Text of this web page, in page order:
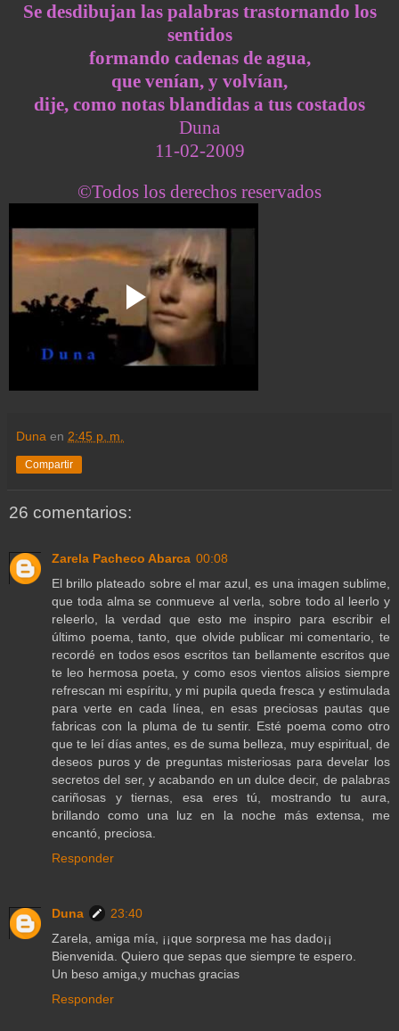
Se desdibujan las palabras trastornando los
sentidos
formando cadenas de agua,
que venían, y volvían,
dije, como notas blandidas a tus costados
Duna
11-02-2009
©Todos los derechos reservados
Duna en 2:45 p. m.
Compartir
26 comentarios:
Zarela Pacheco Abarca 00:08
El brillo plateado sobre el mar azul, es una imagen sublime,
que toda alma se conmueve al verla, sobre todo al leerlo y
releerlo, la verdad que esto me inspiro para escribir el
último poema, tanto, que olvide publicar mi comentario, te
recordé en todos esos escritos tan bellamente escritos que
te leo hermosa poeta, y como esos vientos alisios siempre
refrescan mi espíritu, y mi pupila queda fresca y estimulada
para verte en cada línea, en esas preciosas pautas que
fabricas con la pluma de tu sentir. Esté poema como otro
que te leí días antes, es de suma belleza, muy espiritual, de
deseos puros y de preguntas misteriosas para develar los
secretos del ser, y acabando en un dulce decir, de palabras
cariñosas y tiernas, esa eres tú, mostrando tu aura,
brillando como una luz en la noche más extensa, me
encantó, preciosa.
Responder
Duna
23:40
Zarela, amiga mía, ¡¡que sorpresa me has dado¡¡
Bienvenida. Quiero que sepas que siempre te espero.
Un beso amiga,y muchas gracias
Responder